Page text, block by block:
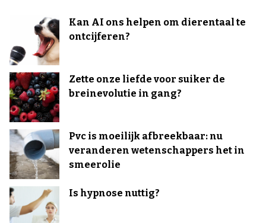
Kan AI ons helpen om dierentaal te
ontcijferen?
Zette onze liefde voor suiker de
breinevolutie in gang?
Pvc is moeilijk afbreekbaar: nu
veranderen wetenschappers het in
smeerolie
Is hypnose nuttig?